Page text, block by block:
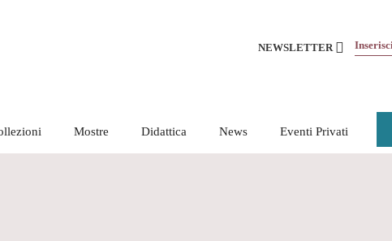
NEWSLETTER
Mostre Didattica News Eventi Privati